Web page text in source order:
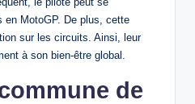
MotoGP. De plus, cette
sur les circuits. Ainsi, leur
à son bien-être global.
de